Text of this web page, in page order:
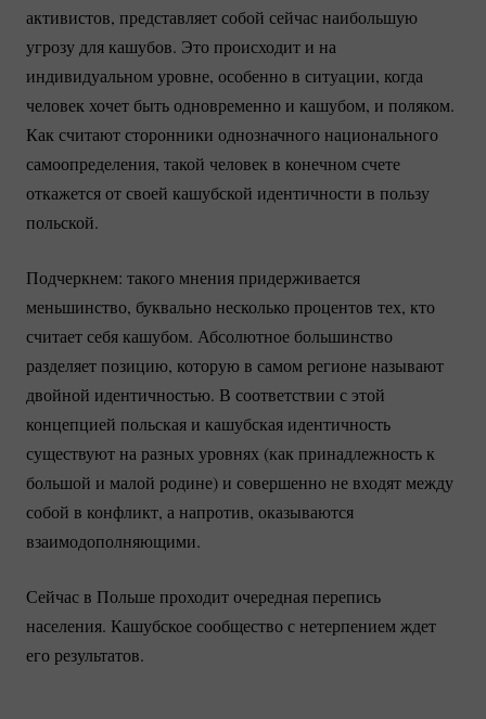
активистов, представляет собой сейчас наибольшую
угрозу для кашубов. Это происходит и на
индивидуальном уровне, особенно в ситуации, когда
человек хочет быть одновременно и кашубом, и поляком.
Как считают сторонники однозначного национального
самоопределения, такой человек в конечном счете
откажется от своей кашубской идентичности в пользу
польской.
Подчеркнем: такого мнения придерживается
меньшинство, буквально несколько процентов тех, кто
считает себя кашубом. Абсолютное большинство
разделяет позицию, которую в самом регионе называют
двойной идентичностью. В соответствии с этой
концепцией польская и кашубская идентичность
существуют на разных уровнях (как принадлежность к
большой и малой родине) и совершенно не входят между
собой в конфликт, а напротив, оказываются
взаимодополняющими.
Сейчас в Польше проходит очередная перепись
населения. Кашубское сообщество с нетерпением ждет
его результатов.